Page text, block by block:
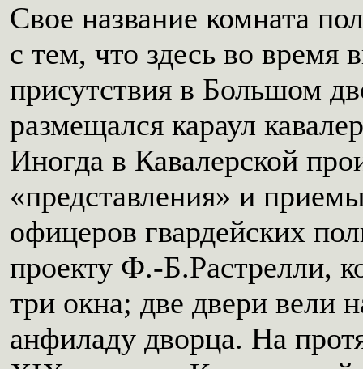
Свое название комната
с тем, что здесь во время
присутствия в Большом
размещался караул
Иногда в Кавалерской
«представления» и
офицеров гвардейских
проекту Ф.-Б.Растрелли,
три окна; две двери вели
анфиладу дворца. На